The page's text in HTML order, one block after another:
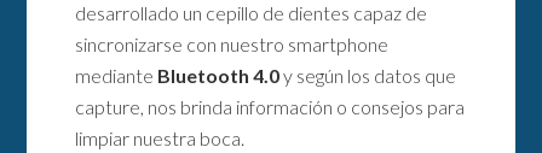
desarrollado un cepillo de dientes capaz de
sincronizarse con nuestro smartphone
mediante Bluetooth 4.0y según los datos que
capture, nos brinda información o consejos para
limpiar nuestra boca.